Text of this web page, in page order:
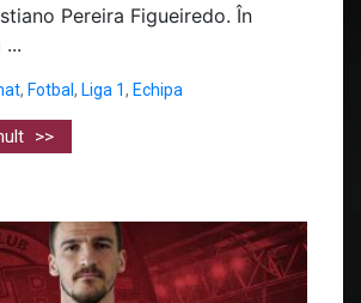
Pereira Figueiredo. În
, Fotbal , Liga 1, Echipa
>>